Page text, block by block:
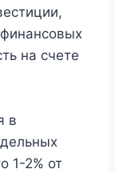
на счете
в
1-2% от